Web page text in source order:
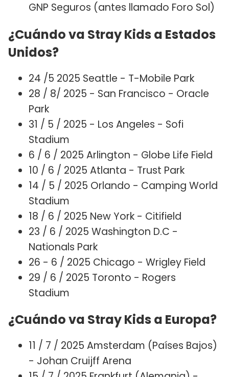
GNP Seguros (antes llamado Foro Sol)
¿Cuándo va Stray Kids a Estados
Unidos?
24 /5 2025 Seattle - T-Mobile Park
28 / 8/ 2025 - San Francisco - Oracle
Park
31 / 5 / 2025 - Los Angeles - Sofi
Stadium
6 / 6 / 2025 Arlington - Globe Life Field
10 / 6 / 2025 Atlanta - Trust Park
14 / 5 / 2025 Orlando - Camping World
Stadium
18 / 6 / 2025 New York - Citifield
23 / 6 / 2025 Washington D.C -
Nationals Park
26 - 6 / 2025 Chicago - Wrigley Field
29 / 6 / 2025 Toronto - Rogers
Stadium
¿Cuándo va Stray Kids a Europa?
11 / 7 / 2025 Amsterdam (Países Bajos)
- Johan Cruijff Arena